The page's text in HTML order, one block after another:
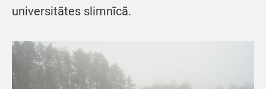
universitātes slimnīcā.